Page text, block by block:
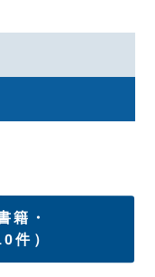
籍・
件）